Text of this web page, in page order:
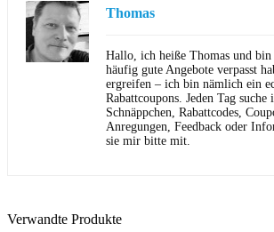
Thomas
Hallo, ich heiße Thomas und
häufig gute Angebote verpasst
ergreifen – ich bin nämlich ein
Rabattcoupons. Jeden Tag
Schnäppchen, Rabattcodes,
Anregungen, Feedback oder
sie mir bitte mit.
Verwandte Produkte